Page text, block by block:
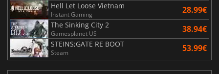
Hell Let Loose Vietnam
Instant Gaming 28.99€
The Sinking City 2
Gamesplanet US 38.94€
STEINS;GATE RE BOOT
Steam 53.99€